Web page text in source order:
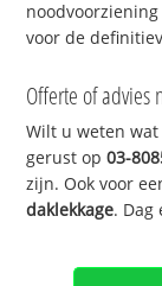
voor de
Offerte of advies
Wilt u weten
gerust op03-
zijn. Ook voor
daklekkage. Dag